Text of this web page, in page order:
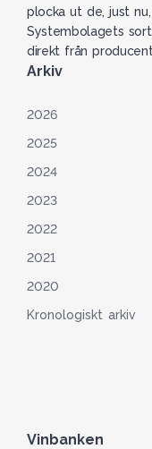
plocka ut de, just
Systembolagets
direkt från
Arkiv
2026
2025
2024
2023
2022
2021
2020
Kronologiskt arkiv
Vinbanken